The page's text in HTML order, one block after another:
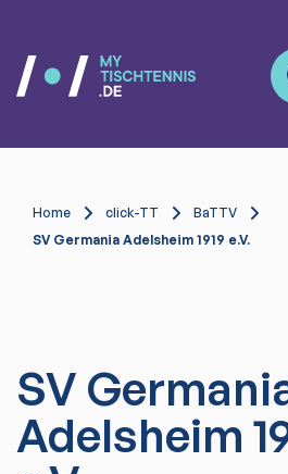
Home click-TT
BaTTV
SV Germania Adelsheim 1919 e.V.
SV
Adelsheim